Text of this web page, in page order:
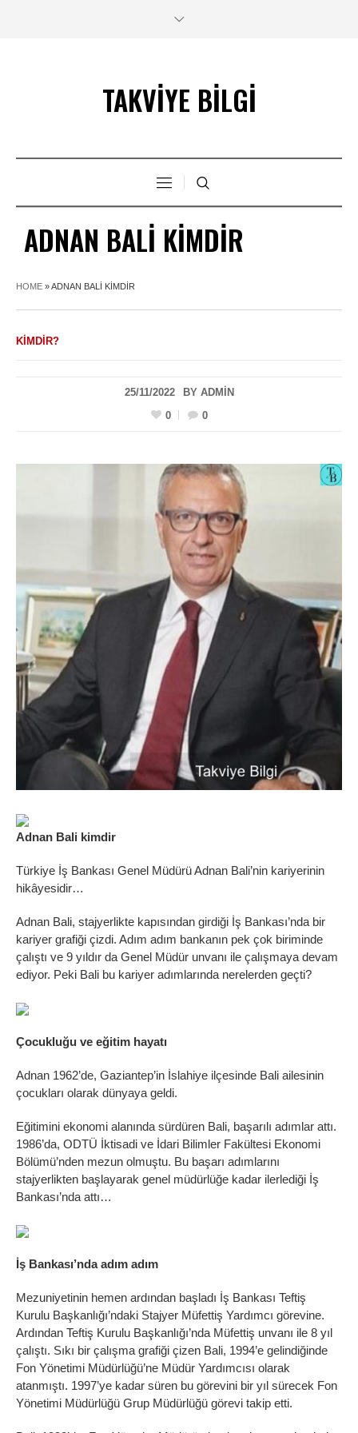
TAKVİYE BİLGİ
ADNAN BALI KIMDIR
HOME »ADNAN BALI KIMDIR
KIMDIR?
25/11/2022 BY ADMIN
0
0
Adnan Bali kimdir
Türkiye İş Bankası Genel Müdürü Adnan Bali’nin kariyerinin
hikâyesidir…
Adnan Bali, stajyerlikte kapısından girdiği İş Bankası’nda bir
kariyer grafiği çizdi. Adım adım bankanın pek çok biriminde
çalıştı ve 9 yıldır da Genel Müdür unvanı ile çalışmaya devam
ediyor. Peki Bali bu kariyer adımlarında nerelerden geçti?
Çocukluğu ve eğitim hayatı
Adnan 1962’de, Gaziantep’in İslahiye ilçesinde Bali ailesinin
çocukları olarak dünyaya geldi.
Eğitimini ekonomi alanında sürdüren Bali, başarılı adımlar attı.
1986’da, ODTÜ İktisadi ve İdari Bilimler Fakültesi Ekonomi
Bölümü’nden mezun olmuştu. Bu başarı adımlarını
stajyerlikten başlayarak genel müdürlüğe kadar ilerlediği İş
Bankası’nda attı…
İş Bankası’nda adım adım
Mezuniyetinin hemen ardından başladı İş Bankası Teftiş
Kurulu Başkanlığı’ndaki Stajyer Müfettiş Yardımcı görevine.
Ardından Teftiş Kurulu Başkanlığı’nda Müfettiş unvanı ile 8 yıl
çalıştı. Sıkı bir çalışma grafiği çizen Bali, 1994’e gelindiğinde
Fon Yönetimi Müdürlüğü’ne Müdür Yardımcısı olarak
atanmıştı. 1997’ye kadar süren bu görevini bir yıl sürecek Fon
Yönetimi Müdürlüğü Grup Müdürlüğü görevi takip etti.